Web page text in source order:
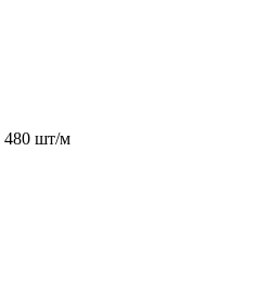
480 шт/м